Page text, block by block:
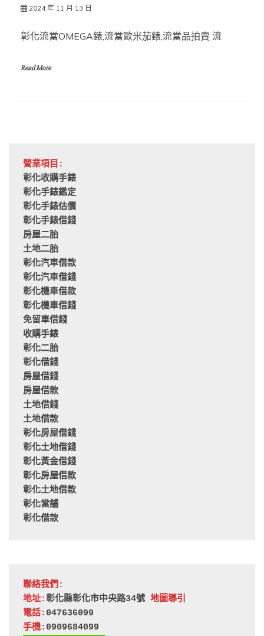
2024 年 11 月 13 日
彰化流當OMEGA錶,流當歐米茄錶,流當品拍賣 流
Read More
營業項目:
彰化收購手錶
彰化手錶鑑定
彰化手錶估價
彰化手錶借錢
房屋二胎
土地二胎
彰化汽車借款
彰化汽車借錢
彰化機車借款
彰化機車借錢
免留車借錢
收購手錶
彰化二胎
彰化借錢
房屋借錢
房屋借款
土地借錢
土地借款
彰化房屋借錢
彰化土地借錢
彰化黃金借錢
彰化房屋借款
彰化土地借款
彰化當舖
彰化借款
聯絡我們:
地址:彰化縣彰化市中央路34號 地圖導引
電話: 047636099
手機: 0909684099